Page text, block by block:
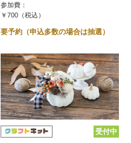
参加費：
￥700（税込）
要予約（申込多数の場合は抽選）
受付中